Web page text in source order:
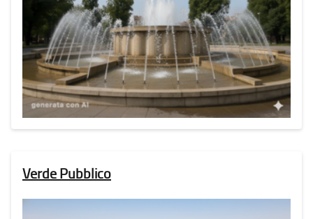
Verde Pubblico